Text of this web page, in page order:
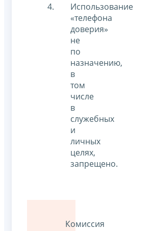
Использование
«телефона
доверия»
не
по
назначению,
в
том
числе
в
служебных
и
личных
целях,
запрещено.
Комиссия